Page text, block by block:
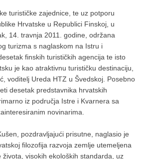
turističke zajednice, te uz potporu
Hrvatske u Republici Finskoj, u
14. travnja 2011. godine, održana
turizma s naglaskom na Istru i
finskih turističkih agencija te isto
je kao atraktivnu turističku destinaciju,
voditelj Ureda HTZ u Švedskoj. Posebno
desetak predstavnika hrvatskih
iz područja Istre i Kvarnera sa
novinarima.
pozdravljajući prisutne, naglasio je
filozofija razvoja zemlje utemeljena
života, visokih ekoloških standarda, uz